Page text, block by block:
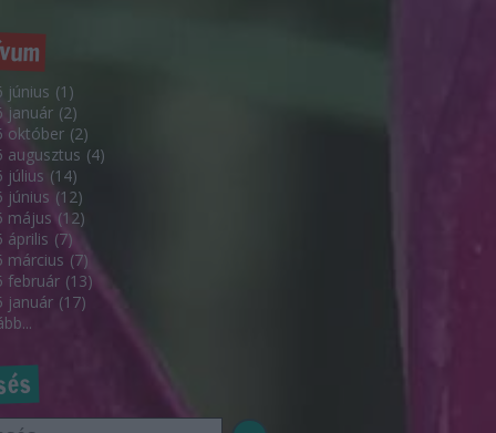
június (1 )
január (2)
október (2)
augusztus (4)
július (14)
június (12)
május (12)
április (7)
március (7)
február (13)
január (17)
...